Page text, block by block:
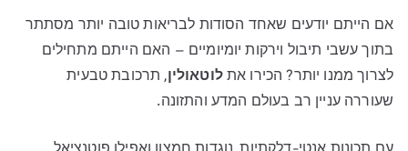
אם הייתם יודעים שאחד הסודות לבריאות טובה יותר מסתתר
בתוך עשבי תיבול וירקות יומיומיים – האם הייתם מתחילים
לצרוך ממנו יותר? הכירו אתלוטאולין, תרכובת טבעית
שעוררה עניין רב בעולם המדע והתזונה.